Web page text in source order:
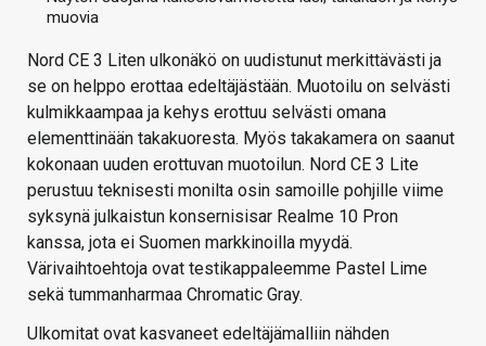
muovia
Nord CE 3 Liten ulkonäkö on uudistunut merkittävästi ja
se on helppo erottaa edeltäjästään. Muotoilu on selvästi
kulmikkaampaa ja kehys erottuu selvästi omana
elementtinään takakuoresta. Myös takakamera on saanut
kokonaan uuden erottuvan muotoilun. Nord CE 3 Lite
perustuu teknisesti monilta osin samoille pohjille viime
syksynä julkaistun konsernisisar Realme 10 Pron
kanssa, jota ei Suomen markkinoilla myydä.
Värivaihtoehtoja ovat testikappaleemme Pastel Lime
sekä tummanharmaa Chromatic Gray.
Ulkomitat ovat kasvaneet edeltäjämalliin nähden